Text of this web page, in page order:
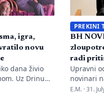
igra,
novu
dana živio
Uz Drinu
gluma i ljudi,
PREKINI
BH
radi
Upravni
novinari
advokata
E.M. ·31.